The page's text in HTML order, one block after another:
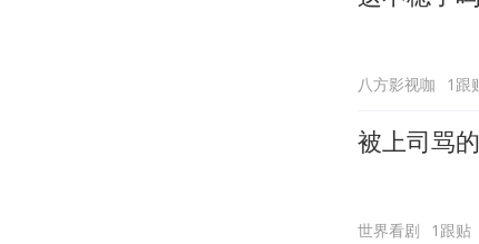
八方影视咖 1跟
被上司骂
世界看剧 1跟贴